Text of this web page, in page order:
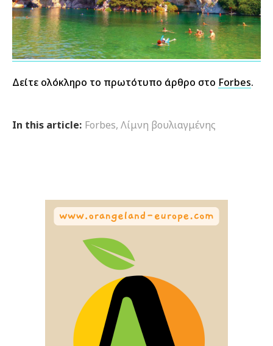
Δείτε ολόκληρο το πρωτότυπο άρθρο στο Forbes.
In this article: Forbes, Λίμνη βουλιαγμένης